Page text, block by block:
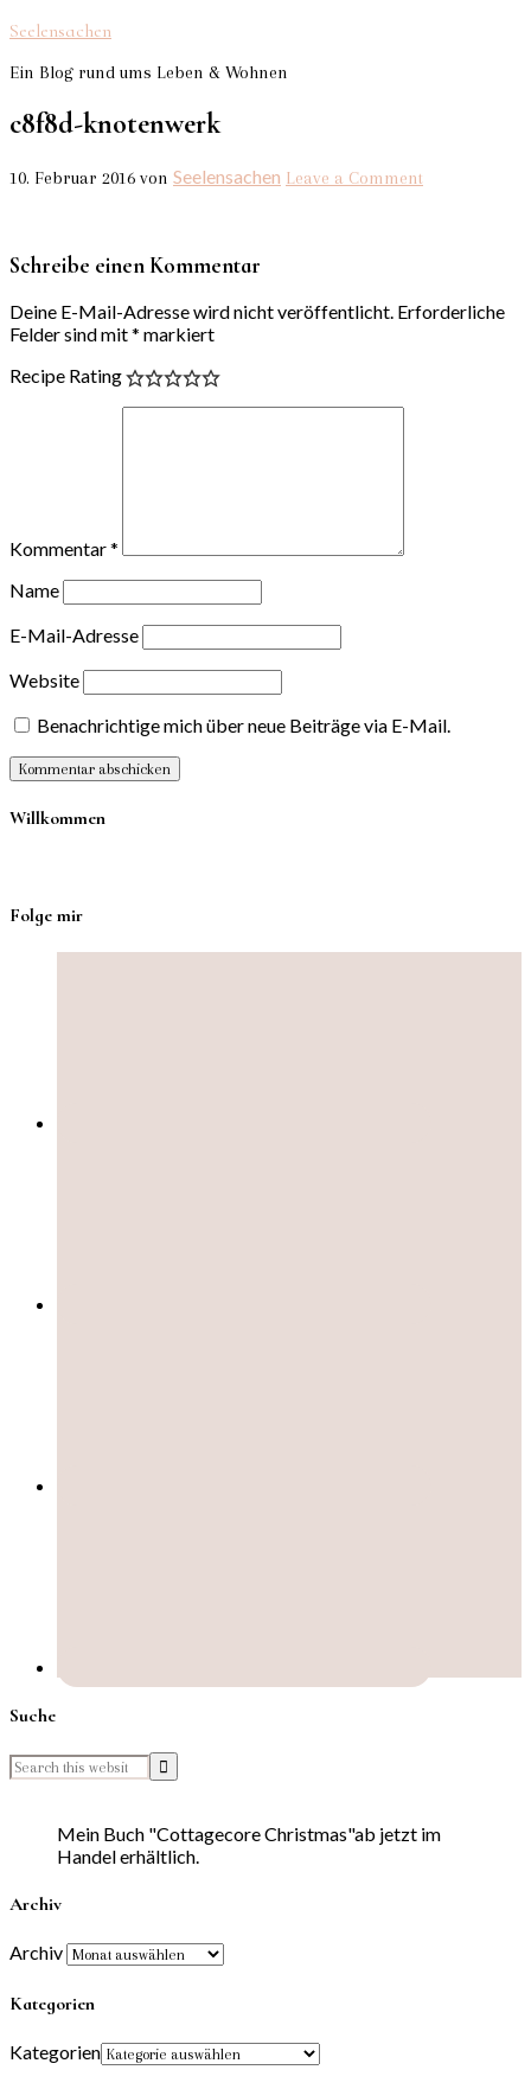
Seelensachen
Ein Blog rund ums Leben & Wohnen
c8f8d-knotenwerk
10. Februar 2016 von Seelensachen Leave a Comment
Schreibe einen Kommentar
Deine E-Mail-Adresse wird nicht veröffentlicht. Erforderliche
Felder sind mit* markiert
Recipe Rating
Kommentar*
Name
E-Mail-Adresse
Website
Benachrichtige mich über neue Beiträge via E-Mail.
Willkommen
Folge mir
Suche
Mein Buch "Cottagecore Christmas"ab jetzt im
Handel erhältlich.
Archiv
Archiv
Kategorien
Kategorien